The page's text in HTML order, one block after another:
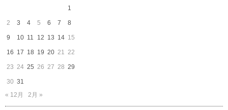
う
ざ
い
す
は
1
2 3 4 5 6 7 8
9 10 11 12 13 14 15
16 17 18 19 20 21 22
23 24 25 26 27 28 29
30 31
« 12月
2月 »